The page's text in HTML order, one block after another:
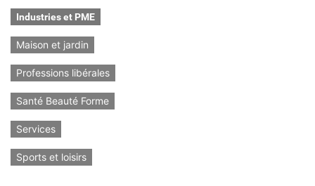
Industries et PME
Maison et jardin
Professions libérales
Santé Beauté Forme
Services
Sports et loisirs